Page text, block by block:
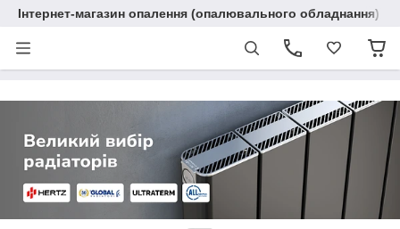
Інтернет-магазин опалення (опалювального обладнання)